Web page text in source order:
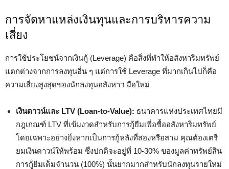
การจัดหาแหล่งเงินทุนและการบริหารความ
เสี่ยง
การใช้ประโยชน์จากเงินกู้ (Leverage) คือสิ่งที่ทำให้อสังหาริมทรัพย์
แตกต่างจากการลงทุนอื่น ๆ แต่การใช้ Leverage ที่มากเกินไปก็คือ
ความเสี่ยงสูงสุดของนักลงทุนอสังหาฯ มือใหม่
เงินดาวน์และ LTV (Loan-to-Value): ธนาคารแห่งประเทศไทยมี
กฎเกณฑ์ LTV ที่เข้มงวดสำหรับการกู้ยืมเพื่อซื้ออสังหาริมทรัพย์
โดยเฉพาะอย่างยิ่งหากเป็นการกู้หลังที่สองหรือสาม คุณต้องเตรี
ยมเงินดาวน์ให้พร้อม ซึ่งปกติจะอยู่ที่ 10-30% ของมูลค่าทรัพย์สิน
การกู้ยืมเต็มจำนวน (100%) นั้นยากมากสำหรับนักลงทุนรายใหม่